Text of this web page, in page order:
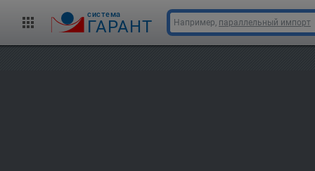
cистема
ГАРАНТ Например, параллельный импорт